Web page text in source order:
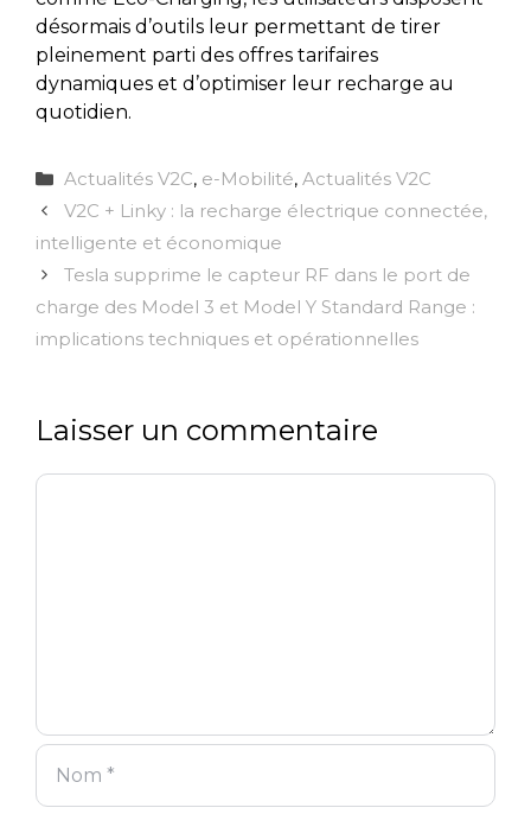
désormais d’outils leur permettant de tirer
pleinement parti des offres tarifaires
dynamiques et d’optimiser leur recharge au
quotidien.
Catégories
Actualités V2C, e-Mobilité, Actualités V2C
V2C + Linky : la recharge électrique connectée,
intelligente et économique
Tesla supprime le capteur RF dans le port de
charge des Model 3 et Model Y Standard Range :
implications techniques et opérationnelles
Laisser un commentaire
Commentaire
Nom
E-
Site